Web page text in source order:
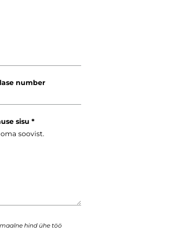
number
sisu
hind ühe töö